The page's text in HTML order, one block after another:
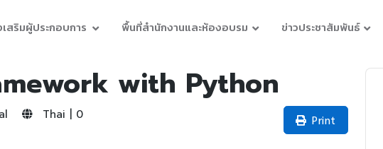
สริมผู้ประกอบการ พื้นที่สำนักงานและห้องอบรม ข่าวประชาสัมพันธ์
with Python
Thai | 0 Print